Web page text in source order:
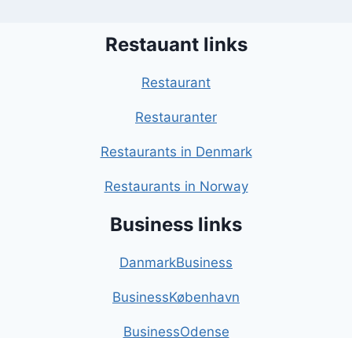
Restauant links
Restaurant
Restauranter
Restaurants in Denmark
Restaurants in Norway
Business links
DanmarkBusiness
BusinessKøbenhavn
BusinessOdense